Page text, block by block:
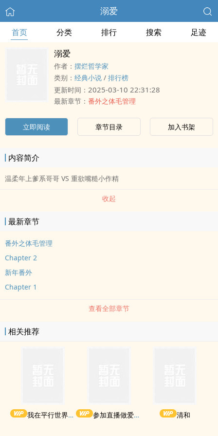
溺爱
首页 分类 排行 搜索 足迹
溺爱
作者： 摆烂哲学家
类别： 经典小说 / 排行榜
更新时间： 2025-03-10 22:31:28
最新章节： 番外之体毛管理
立即阅读 章节目录 加入书架
内容简介
温柔年上爹系哥哥 VS 重欲嘴糙小作精
收起
最新章节
番外之体毛管理
Chapter 2
新年番外
Chapter 1
查看全部章节
相关推荐
我在平行世界当王 参加直播做爱综艺后我火了(NPH) 清和